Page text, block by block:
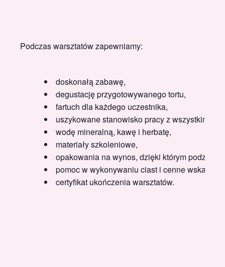
Podczas warsztatów zapewniamy:
doskonałą zabawę,
degustację przygotowywanego tortu,
fartuch dla każdego uczestnika,
uszykowane stanowisko pracy z wszystkimi
wodę mineralną, kawę i herbatę,
materiały szkoleniowe,
opakowania na wynos, dzięki którym
pomoc w wykonywaniu ciast i cenne
certyfikat ukończenia warsztatów.